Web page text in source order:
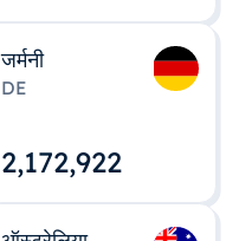
जर्मनी
DE
2,172,922